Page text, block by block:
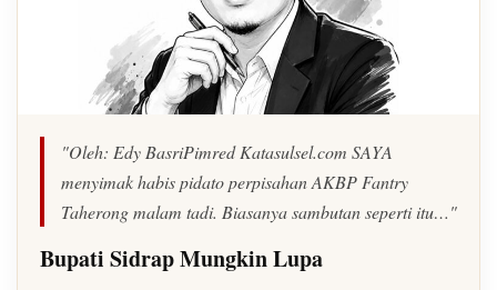
"Oleh: Edy BasriPimred Katasulsel.com SAYA
menyimak habis pidato perpisahan AKBP Fantry
Taherong malam tadi. Biasanya sambutan seperti itu…"
Bupati Sidrap Mungkin Lupa